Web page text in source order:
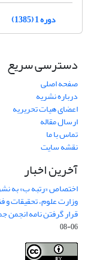
دوره 1 (1385)
دسترسی سریع
صفحه اصلی
درباره نشریه
اعضای هیات تحریریه
ارسال مقاله
تماس با ما
نقشه سایت
آخرین اخبار
اختصاص «رتبه ب» به
وزارت علوم، تحقیقات و
قرار گرفتن نامه انجمن
06-08